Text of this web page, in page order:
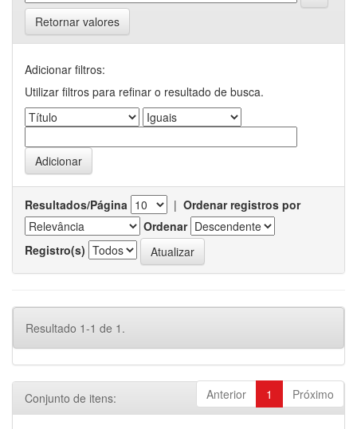
Retornar valores
Adicionar filtros:
Utilizar filtros para refinar o resultado de busca.
Resultados/Página | Ordenar registros por
Ordenar
Registro(s)
Resultado 1-1 de 1.
Anterior 1 Próximo
Conjunto de itens: